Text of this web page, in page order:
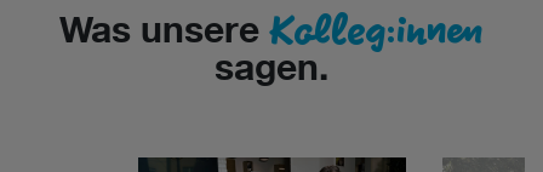
Was unsere Kolleg:innen
sagen.